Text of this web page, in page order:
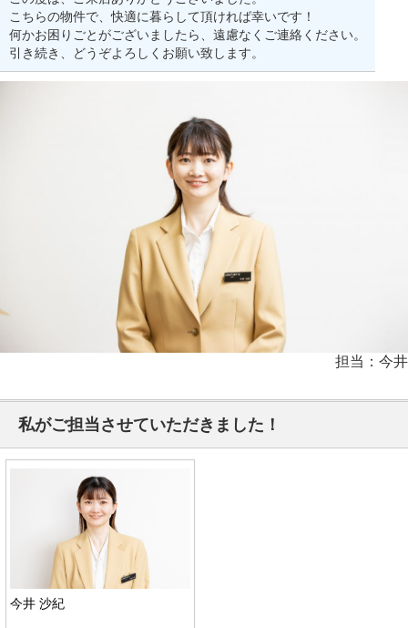
こちらの物件で、快適に暮らして頂ければ幸いです！
何かお困りごとがございましたら、遠慮なくご連絡ください。
引き続き、どうぞよろしくお願い致します。
担当：今井
私がご担当させていただきました！
今井 沙紀